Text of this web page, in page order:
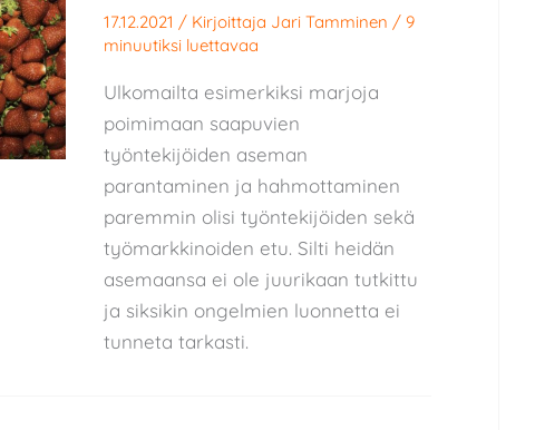
17.12.2021 / Kirjoittaja Jari Tamminen / 9
minuutiksi luettavaa
Ulkomailta esimerkiksi marjoja
poimimaan saapuvien
työntekijöiden aseman
parantaminen ja hahmottaminen
paremmin olisi työntekijöiden sekä
työmarkkinoiden etu. Silti heidän
asemaansa ei ole juurikaan tutkittu
ja siksikin ongelmien luonnetta ei
tunneta tarkasti.